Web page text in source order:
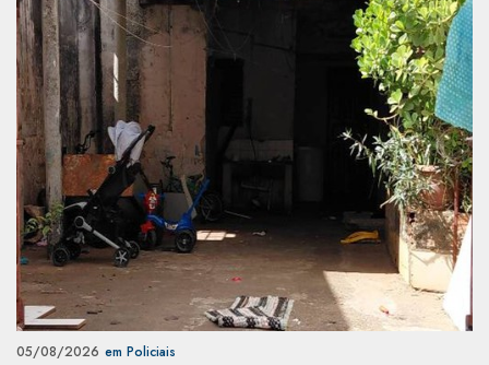
05/08/2026 em Policiais